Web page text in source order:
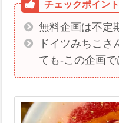
無料企画は不定
ドイツみちこさ
ても-この企画